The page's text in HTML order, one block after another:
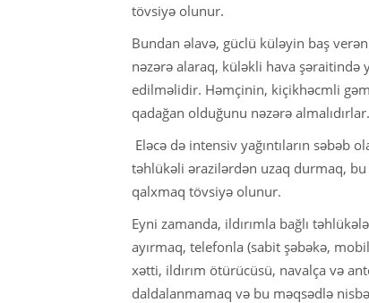
tövsiyə olunur.
Bundan əlavə, güclü küləyin baş
nəzərə alaraq, küləkli hava şəraitində
edilməlidir. Həmçinin, kiçikhəcmli
qadağan olduğunu nəzərə almalıdırlar.
Eləcə də intensiv yağıntıların səbəb
təhlükəli ərazilərdən uzaq durmaq, bu
qalxmaq tövsiyə olunur.
Eyni zamanda, ildırımla bağlı
ayırmaq, telefonla (sabit şəbəkə,
xətti, ildırım ötürücüsü, navalça və
daldalanmamaq və bu məqsədlə